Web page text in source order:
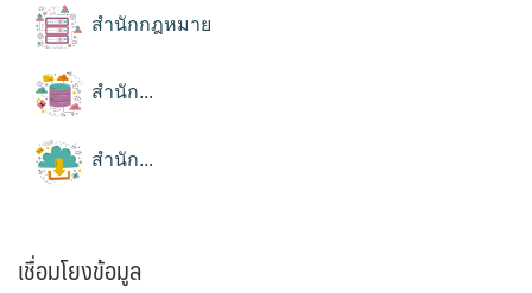
สำนักกฎหมาย
สำนัก...
สำนัก...
เชื่อมโยงข้อมูล